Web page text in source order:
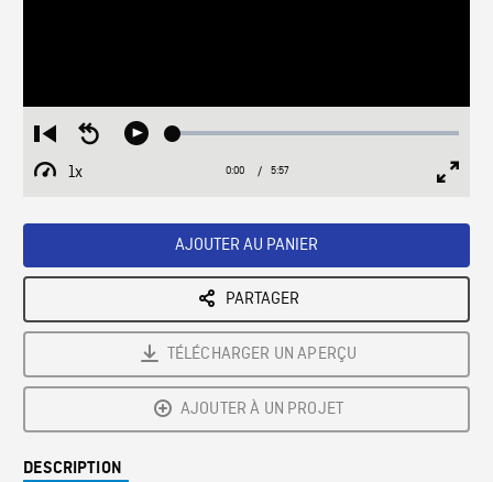
Restart
from
beginning
Seek
Play Loaded:
1x
Playback
Current
0:00 / Duration
5:57
AJOUTER AU PANIER
PARTAGER
TÉLÉCHARGER UN APERÇU
AJOUTER À UN PROJET
DESCRIPTION